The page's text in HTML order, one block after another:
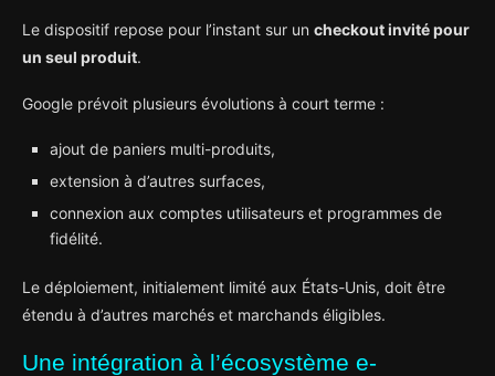
Le dispositif repose pour l’instant sur un checkout invité pour
un seul produit.
Google prévoit plusieurs évolutions à court terme :
ajout de paniers multi-produits,
extension à d’autres surfaces,
connexion aux comptes utilisateurs et programmes de
fidélité.
Le déploiement, initialement limité aux États-Unis, doit être
étendu à d’autres marchés et marchands éligibles.
Une intégration à l’écosystème e-